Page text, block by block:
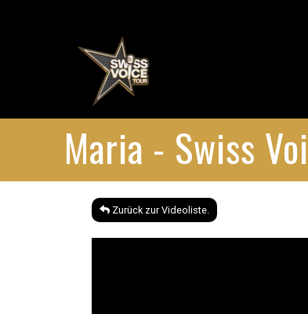
Maria - Swiss
Zurück zur Videoliste.